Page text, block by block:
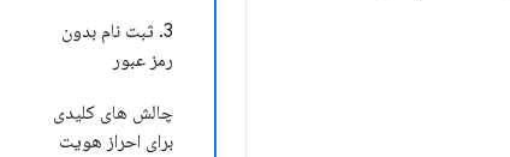
3. ثبت نام بدون
رمز عبور
چالش های کلیدی
برای احراز هویت